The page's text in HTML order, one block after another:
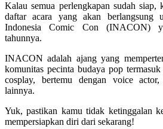
Kalau semua perlengkapan sudah siap,
daftar acara yang akan berlangsung
Indonesia Comic Con (INACON)
tahunnya.
INACON adalah ajang yang
komunitas pecinta budaya pop
cosplay, bertemu dengan voice
lainnya.
Yuk, pastikan kamu tidak ketinggalan
mempersiapkan diri dari sekarang!